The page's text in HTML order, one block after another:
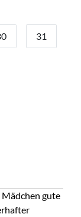
31
gute